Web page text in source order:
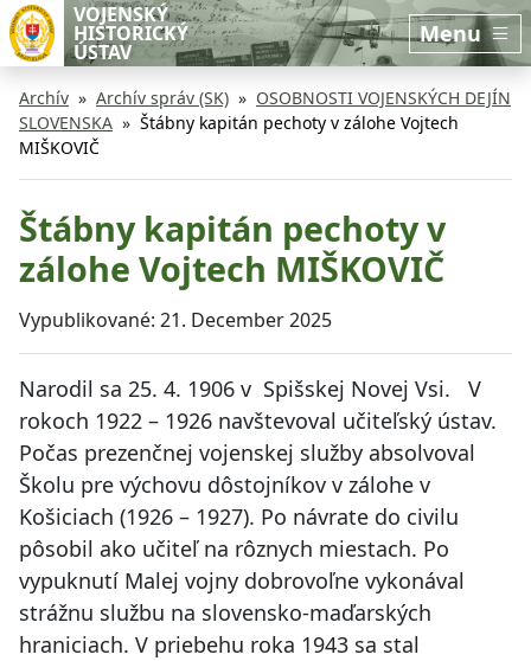
Preskočiť na hlavný obsah
Preskočiť na bočnú lištu
VOJENSKÝ
HISTORICKÝ
ÚSTAV
Menu
Archív Archív správ (SK)
OSOBNOSTI VOJENSKÝCH DEJÍN
SLOVENSKA
Štábny kapitán pechoty v zálohe Vojtech
MIŠKOVIČ
Štábny kapitán pechoty v
zálohe Vojtech MIŠKOVIČ
Vypublikované: 21. December 2025
Narodil sa 25. 4. 1906 v Spišskej Novej Vsi. V
rokoch 1922 – 1926 navštevoval učiteľský ústav.
Počas prezenčnej vojenskej služby absolvoval
Školu pre výchovu dôstojníkov v zálohe v
Košiciach (1926 – 1927). Po návrate do civilu
pôsobil ako učiteľ na rôznych miestach. Po
vypuknutí Malej vojny dobrovoľne vykonával
strážnu službu na slovensko-maďarských
hraniciach. V priebehu roka 1943 sa stal